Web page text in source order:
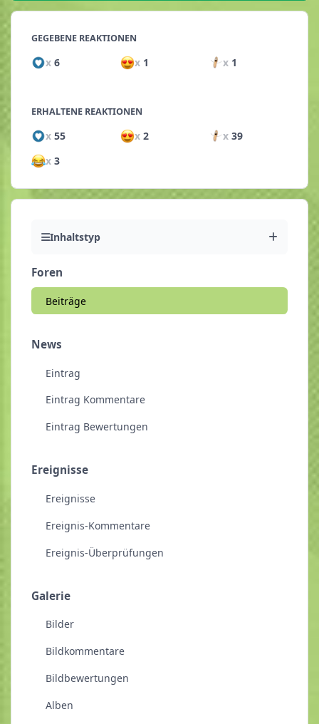
GEGEBENE REAKTIONEN
x 6 x1 x 1
ERHALTENE REAKTIONEN
x 55 x2 x 39
x 3
Inhaltstyp
Foren
Beiträge
News
Eintrag
Eintrag Kommentare
Eintrag Bewertungen
Ereignisse
Ereignisse
Ereignis-Kommentare
Ereignis-Überprüfungen
Galerie
Bilder
Bildkommentare
Bildbewertungen
Alben